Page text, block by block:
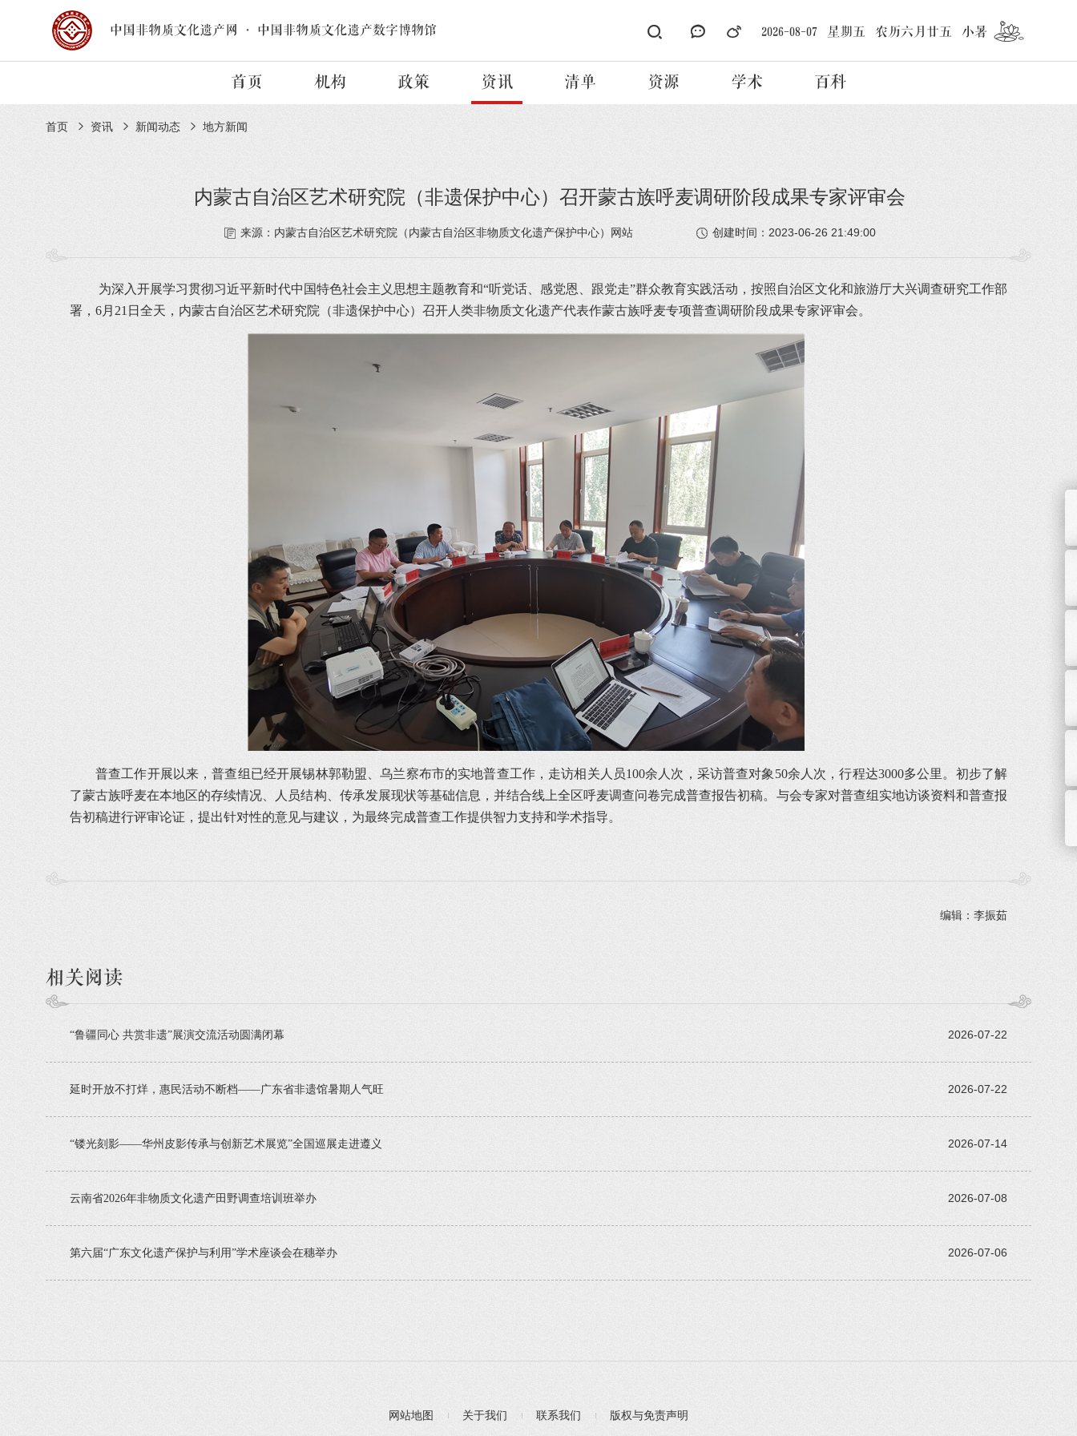
中国非物质文化遗产网 · 中国非物质文化遗产数字博物馆 2026-08-07 星期五 农历六月廿五 小暑
首页 机构 政策 资讯 清单 资源 学术 百科
首页 资讯 新闻动态 地方新闻
内蒙古自治区艺术研究院（非遗保护中心）召开蒙古族呼麦调研阶段成果专家评审会
来源：内蒙古自治区艺术研究院（内蒙古自治区非物质文化遗产保护中心）网站 创建时间： 2023-06-26 21:49:00
为深入开展学习贯彻习近平新时代中国特色社会主义思想主题教育和“听党话、 感党恩、跟党走”群众教育实践活动，按照自治区文化和旅游厅大兴调查研究工作部
署，6月21日全天，内蒙古自治区艺术研究院（非遗保护中心） 召开人类非物质文化遗产代表作蒙古族呼麦专项普查调研阶段成果专家评审会。
普查工作开展以来，普查组已经开展锡林郭勒盟、乌兰察布市的实地普查工作，走访相关人员100余人次，采访普查对象50余人次，行程达3000多公里。初步了解
了蒙古族呼麦在本地区的存续情况、人员结构、传承发展现状等基础信息，并结合线上全区呼麦调查问卷完成普查报告初稿。与会专家对普查组实地访谈资料和普查报
告初稿进行评审论证，提出针对性的意见与建议，为最终完成普查工作提供智力支持和学术指导。
编辑：李振茹
相关阅读
2026-07-22
“鲁疆同心 共赏非遗”展演交流活动圆满闭幕
2026-07-22
延时开放不打烊，惠民活动不断档——广东省非遗馆暑期人气旺
2026-07-14
“镂光刻影——华州皮影传承与创新艺术展览”全国巡展走进遵义
2026-07-08
云南省2026年非物质文化遗产田野调查培训班举办
2026-07-06
第六届“广东文化遗产保护与利用”学术座谈会在穗举办
网站地图 关于我们 联系我们 版权与免责声明